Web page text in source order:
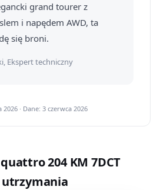
grand tourer z
i napędem AWD, ta
się broni.
Ekspert techniczny
· Dane: 3 czerwca 2026
204 KM 7DCT
utrzymania